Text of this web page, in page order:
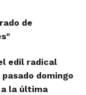
de
edil radical
domingo
a la última